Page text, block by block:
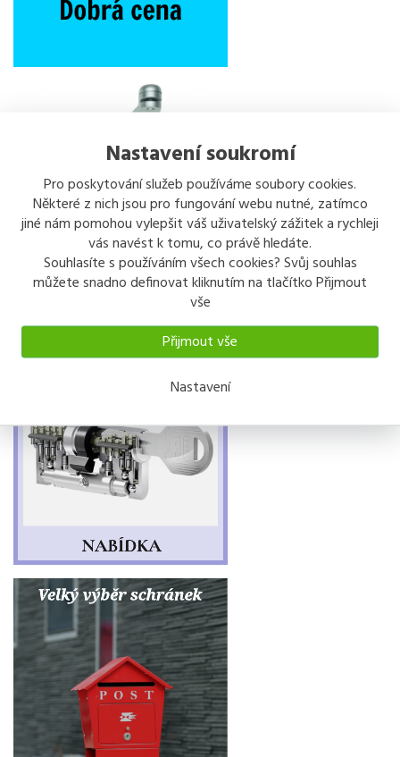
Nastavení soukromí
Pro poskytování služeb používáme soubory cookies.
Některé z nich jsou pro fungování webu nutné, zatímco
jiné nám pomohou vylepšit váš uživatelský zážitek a rychleji
vás navést k tomu, co právě hledáte.
Souhlasíte s používáním všech cookies? Svůj souhlas
můžete snadno definovat kliknutím na tlačítko Přijmout
vše
Přijmout vše
Nastavení